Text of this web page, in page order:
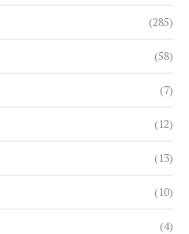
(285)
(58)
(7)
(12)
(13)
(10)
(4)